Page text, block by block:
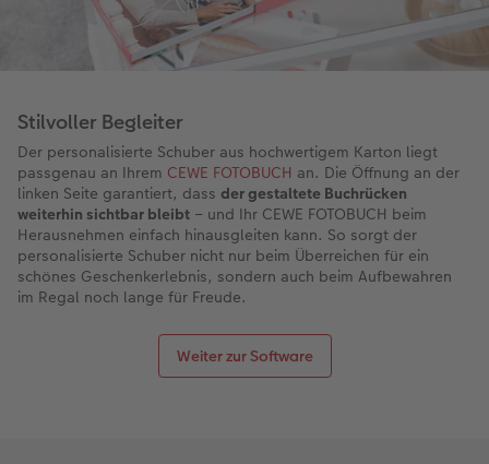
Stilvoller Begleiter
Der personalisierte Schuber aus hochwertigem Karton liegt
passgenau an Ihrem CEWE FOTOBUCH an. Die Öffnung an der
linken Seite garantiert, dass der gestaltete Buchrücken
weiterhin sichtbar bleibt – und Ihr CEWE FOTOBUCH beim
Herausnehmen einfach hinausgleiten kann. So sorgt der
personalisierte Schuber nicht nur beim Überreichen für ein
schönes Geschenkerlebnis, sondern auch beim Aufbewahren
im Regal noch lange für Freude.
Weiter zur Software